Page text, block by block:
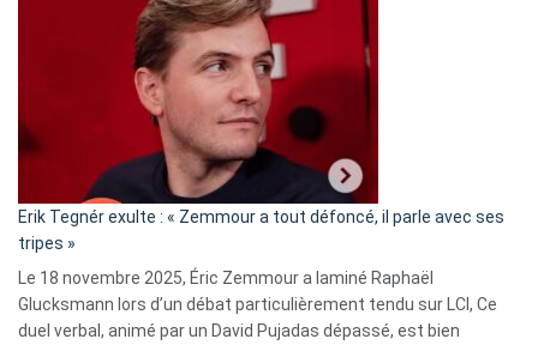
d’alliance
secrète
«
C’est
fake
news
»
Erik Tegnér exulte : « Zemmour a tout défoncé, il parle avec ses
tripes »
Le 18 novembre 2025, Éric Zemmour a laminé Raphaël
Glucksmann lors d’un débat particulièrement tendu sur LCI, Ce
duel verbal, animé par un David Pujadas dépassé, est bien